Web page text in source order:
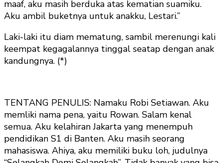
maaf, aku masih berduka atas kematian suamiku.
Aku ambil buketnya untuk anakku, Lestari.”
Laki-laki itu diam mematung, sambil merenungi kali
keempat kegagalannya tinggal seatap dengan anak
kandungnya. (*)
TENTANG PENULIS: Namaku Robi Setiawan. Aku
memliki nama pena, yaitu Rowan. Salam kenal
semua. Aku kelahiran Jakarta yang menempuh
pendidikan S1 di Banten. Aku masih seorang
mahasiswa. Ahiya, aku memiliki buku loh, judulnya